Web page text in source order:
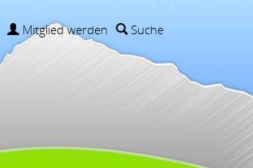
Mitglied werden
Suche